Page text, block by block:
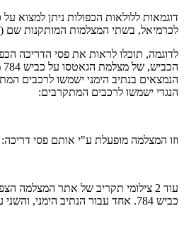
בשתי המצלמות המותקנות שם (נכון
תוכלו לראות את פסי הדריכה
הכביש, של
בנתיב הימני ישמשו לרכבים
ישמשו לרכבים המתקרבים:
מופעלת ע"י אותם פסי דריכה:
עוד 2 צילומי תקריב של אתר המצלמה
הנתיב הנגדי: